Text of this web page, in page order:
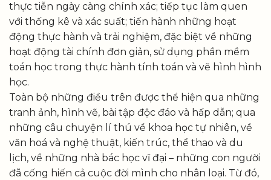
thực tiễn ngày càng chính xác; tiếp tục làm quen
với thống kê và xác suất; tiến hành những hoạt
động thực hành và trải nghiệm, đặc biệt về những
hoạt động tài chính đơn giản, sử dụng phần mềm
toán học trong thực hành tính toán và vẽ hình hình
học.
Toàn bộ những điều trên được thể hiện qua những
tranh ảnh, hình vẽ, bài tập độc đáo và hấp dẫn; qua
những câu chuyện lí thú về khoa học tự nhiên, về
văn hoá và nghệ thuật, kiến trúc, thể thao và du
lịch, về những nhà bác học vĩ đại – những con người
đã cống hiến cả cuộc đời mình cho nhân loại. Từ đó,